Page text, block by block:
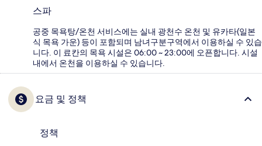
스파
공중 목욕탕/온천 서비스에는 실내 광천수 온천 및 유카타(일본
식 목욕 가운) 등이 포함되며 남녀구분구역에서 이용하실 수 있습
니다. 이 료칸의 목욕 시설은 06:00 ~ 23:00에 오픈합니다. 시설
내에서 온천을 이용하실 수 있습니다.
요금 및 정책
정책